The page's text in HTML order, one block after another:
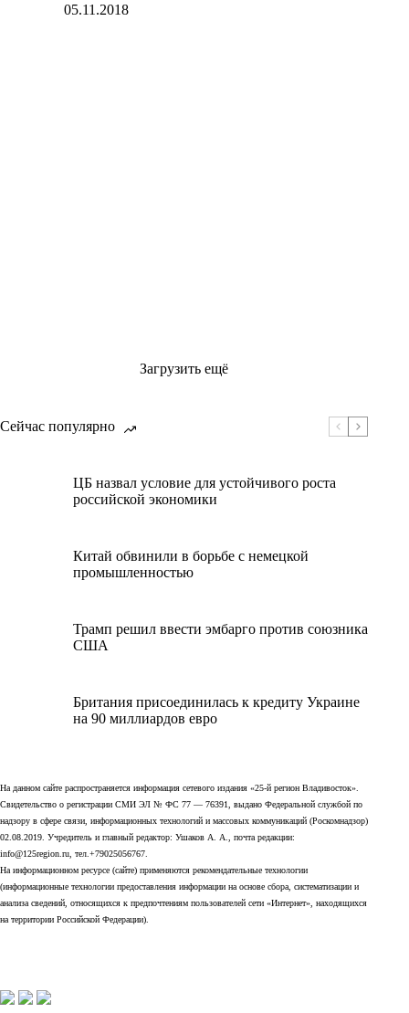
05.11.2018
Загрузить ещё
Сейчас популярно
ЦБ назвал условие для устойчивого роста
российской экономики
Китай обвинили в борьбе с немецкой
промышленностью
Трамп решил ввести эмбарго против союзника
США
Британия присоединилась к кредиту Украине
на 90 миллиардов евро
На данном сайте распространяется информация сетевого издания «25-й регион Владивосток».
Свидетельство о регистрации СМИ ЭЛ № ФС 77 — 76391, выдано Федеральной службой по
надзору в сфере связи, информационных технологий и массовых коммуникаций (Роскомнадзор)
02.08.2019. Учредитель и главный редактор: Ушаков А. А., почта редакции:
info@125region.ru, тел.+79025056767.
На информационном ресурсе (сайте) применяются рекомендательные технологии
(информационные технологии предоставления информации на основе сбора, систематизации и
анализа сведений, относящихся к предпочтениям пользователей сети «Интернет», находящихся
на территории Российской Федерации).